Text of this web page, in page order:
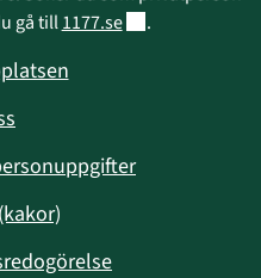
gå till 1177.seLänk till annan
.